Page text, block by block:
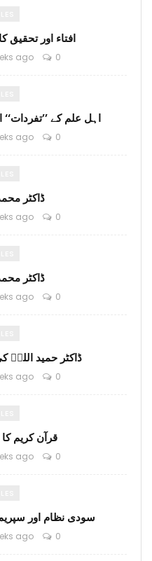
افتاء اور تحقیق
ago 0
اہل علم کے ’’تفردات‘‘
ago 0
ڈاکٹر
ago 0
ڈاکٹر
ago 0
ڈاکٹر حمید اللہؒ
ago 0
قرآن کریم
ago 0
سودی نظام اور
ago 0